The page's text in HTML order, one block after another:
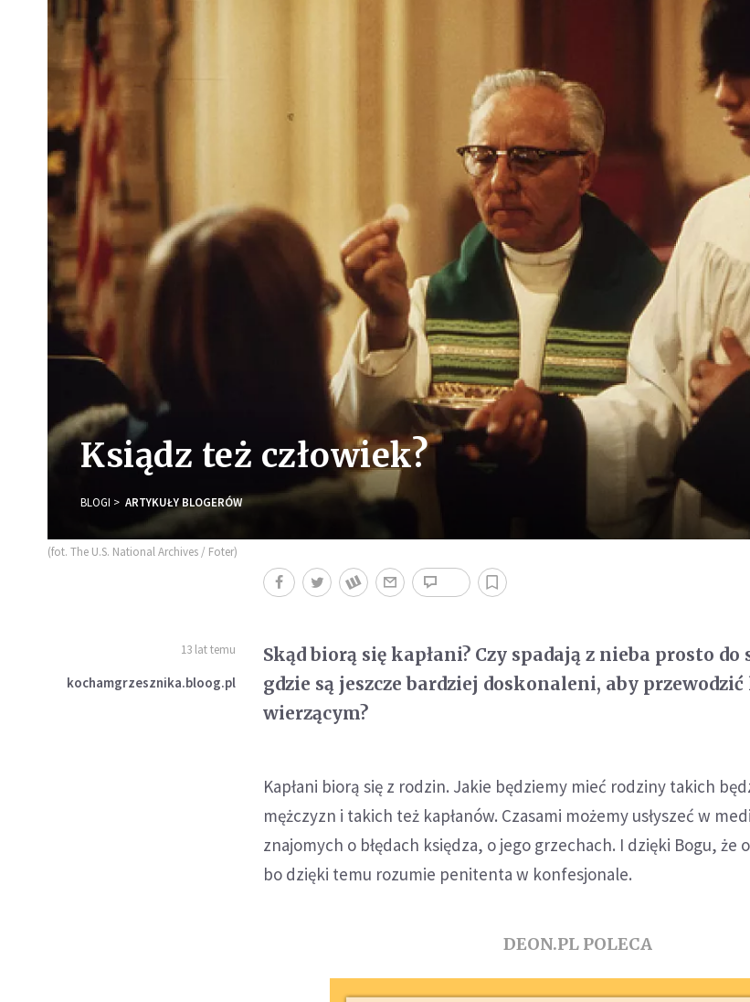
Ksiądz też człowiek?
BLOGI ARTYKUŁY BLOGERÓW
(fot. The U.S. National Archives / Foter)
13 lat temu
kochamgrzesznika.bloog.pl
Skąd biorą się kapłani? Czy spadają z nieba prosto
gdzie są jeszcze bardziej doskonaleni, aby
wierzącym?
Kapłani biorą się z rodzin. Jakie będziemy mieć rodziny takich
mężczyzn i takich też kapłanów. Czasami możemy usłyszeć w
znajomych o błędach księdza, o jego grzechach. I dzięki Bogu, że
bo dzięki temu rozumie penitenta w konfesjonale.
DEON.PL POLECA